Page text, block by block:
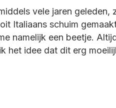
vele jaren
Italiaans schuim
namelijk een beetje.
het idee dat dit erg